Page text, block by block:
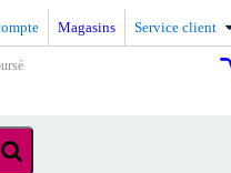
Magasins Service client